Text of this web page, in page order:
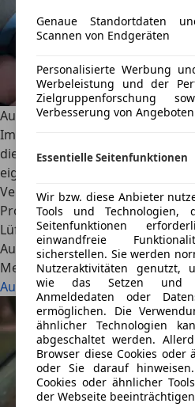
Genaue Standortdaten
Scannen von Endgeräten
Personalisierte Werbung
Werbeleistung und der
Zielgruppenforschung
Verbesserung von Angeboten
Essentielle Seitenfunktionen
Wir bzw. diese Anbieter
Tools und
Seitenfunktionen
einwandfreie
sicherstellen. Sie werden
Nutzeraktivitäten genutzt,
wie das Setzen und
Anmeldedaten oder
ermöglichen. Die
ähnlicher Technologien
abgeschaltet werden.
Browser diese Cookies oder
oder Sie darauf
Cookies oder ähnlicher
der Webseite
Auto-Lüftung reparieren
Im Sommer sorgt sie für kühle
die Auto-Lüftung. Ist sie defekt,
eigenen Fahrkomfort, sondern
Verkehrssicherheit ein. Darum
Problemen zeitnah auf den
Lüftung, wenn nötig, zu
AutoScout24·12.05.2022·7
Mehr lesen
Auto-Lüftung reparieren